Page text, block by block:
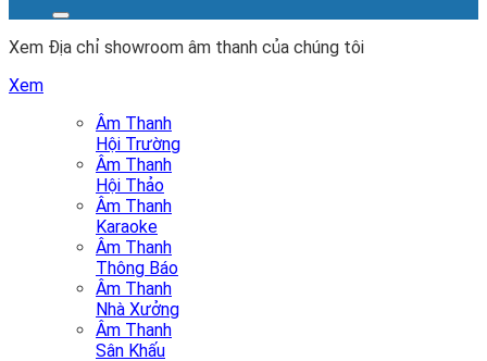
Xem Địa chỉ showroom âm thanh của chúng tôi
Xem
Âm Thanh
Hội Trường
Âm Thanh
Hội Thảo
Âm Thanh
Karaoke
Âm Thanh
Thông Báo
Âm Thanh
Nhà Xưởng
Âm Thanh
Sân Khấu